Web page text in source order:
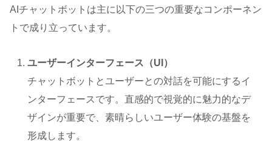
AIチャットボットは主に以下の三つの重要なコンポーネン
トで成り立っています。
ユーザーインターフェース（UI）
チャットボットとユーザーとの対話を可能にするイ
ンターフェースです。直感的で視覚的に魅力的なデ
ザインが重要で、素晴らしいユーザー体験の基盤を
形成します。